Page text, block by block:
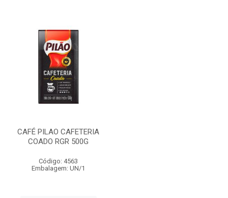
CAFÉ PILAO CAFETERIA
COADO RGR 500G
Código: 4563
Embalagem: UN/1